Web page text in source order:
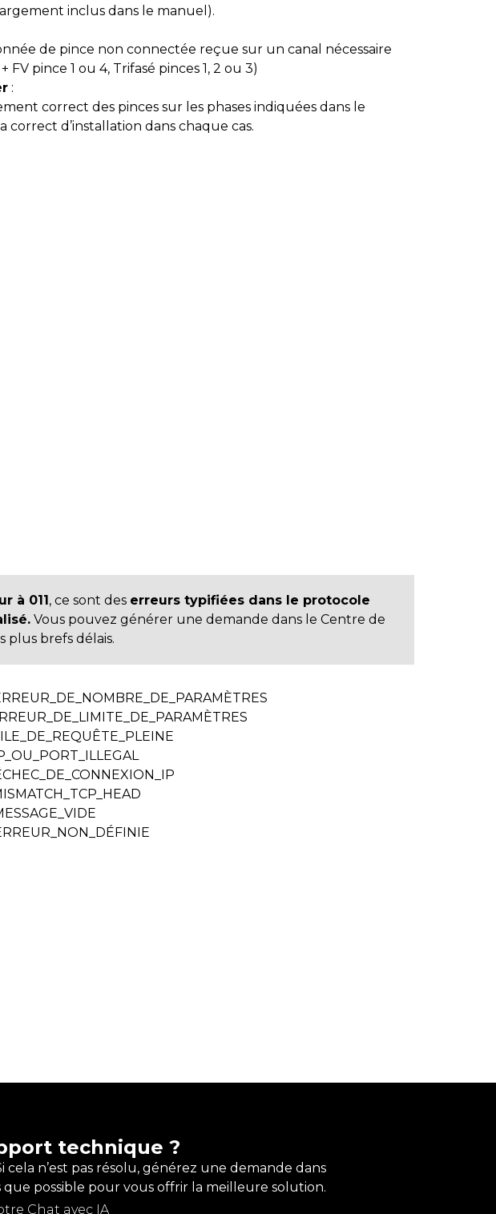
inclus dans le manuel).
de pince non connectée reçue sur un canal nécessaire
FV pince 1 ou 4, Trifasé pinces 1, 2 ou 3)
:
correct des pinces sur les phases indiquées dans le
correct d’installation dans chaque cas.
à 011, ce sont des erreurs typifiées dans le protocole
Vous pouvez générer une demande dans le Centre de
plus brefs délais.
technique ?
n’est pas résolu, générez une demande dans
possible pour vous offrir la meilleure solution.
Chat avec IA